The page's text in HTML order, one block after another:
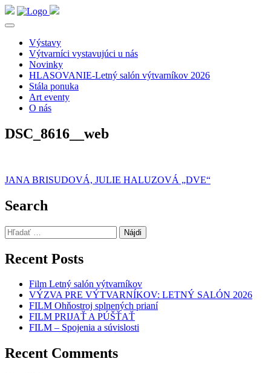
Výstavy
Výtvarníci vystavujúci u nás
Novinky
HLASOVANIE-Letný salón výtvarníkov 2026
Stála ponuka
Art eventy
O nás
DSC_8616__web
Navigácia
v
článku
JANA BRISUDOVÁ, JULIE HALUZOVÁ „DVE“
Search
Hľadať:
Recent Posts
Film Letný salón výtvarníkov
VÝZVA PRE VÝTVARNÍKOV: LETNÝ SALÓN 2026
FILM Ohňostroj splnených prianí
FILM PRIJAŤ A PÚŠŤAŤ
FILM – Spojenia a súvislosti
Recent Comments